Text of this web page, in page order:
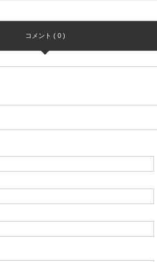
コメント ( 0 )